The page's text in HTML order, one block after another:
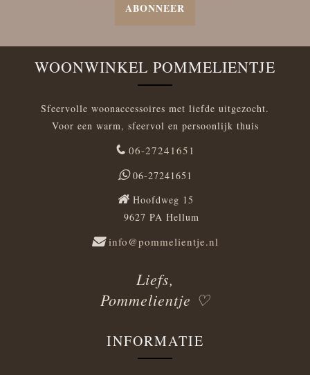
ABONNEER
WOONWINKEL POMMELIENTJE
Sfeervolle woonaccessoires met liefde uitgezocht.
Voor een warm, sfeervol en persoonlijk thuis
06-27241651
06-27241651
Hoofdweg 15
9627 PA Hellum
info@pommelientje.nl
Liefs,
Pommelientje ♡
INFORMATIE